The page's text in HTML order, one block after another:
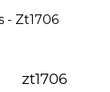
- Zt1706
zt1706